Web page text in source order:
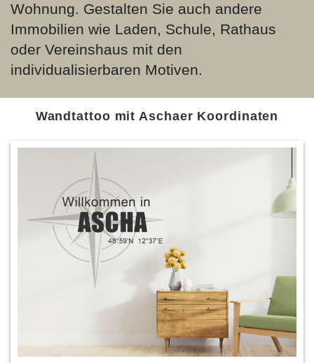
Wohnung. Gestalten Sie auch andere
Immobilien wie Laden, Schule, Rathaus
oder Vereinshaus mit den
individualisierbaren Motiven.
Wandtattoo mit Aschaer Koordinaten